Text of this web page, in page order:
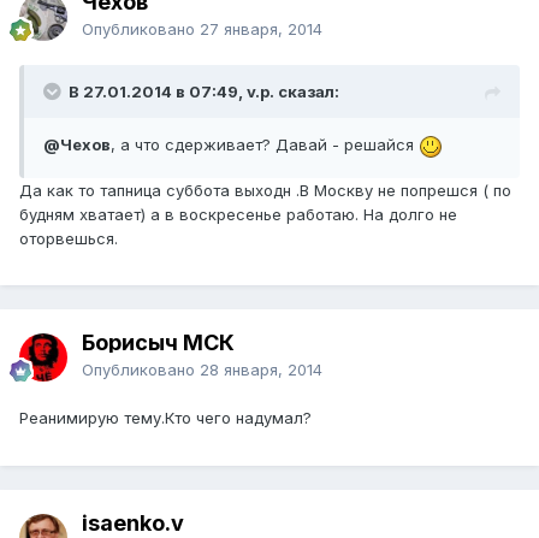
Опубликовано 27 января, 2014
В 27.01.2014 в 07:49, v.p. сказал:
@Чехов, а что сдерживает? Давай - решайся
Да как то тапница суббота выходн .В Москву не попрешся ( по
будням хватает) а в воскресенье работаю. На долго не
оторвешься.
Борисыч МСК
Опубликовано 28 января, 2014
Реанимирую тему.Кто чего надумал?
isaenko.v